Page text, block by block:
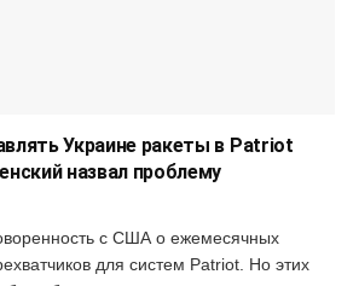
Украине ракеты в Patriot
назвал проблему
с США о ежемесячных
для систем Patriot. Но этих